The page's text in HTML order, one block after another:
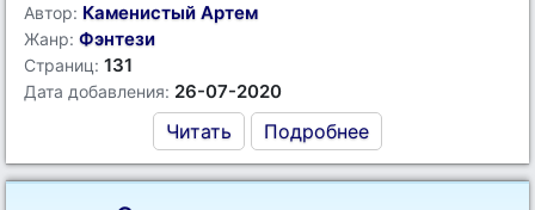
Автор: Каменистый Артем
Жанр: Фэнтези
Страниц: 131
Дата добавления: 26-07-2020
Читать Подробнее